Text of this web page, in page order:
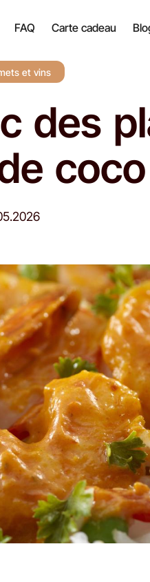
FAQ Carte cadeau
et vins
des
coco